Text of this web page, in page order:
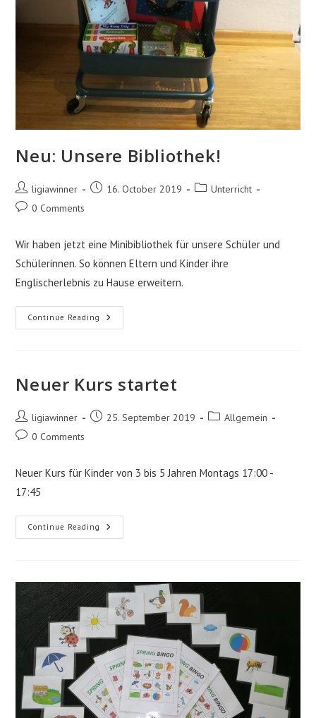
Neu: Unsere Bibliothek!
Post
author:
ligiawinner
Post16. October 2019
PostUnterricht
Post0 Comments
Wir haben jetzt eine Minibibliothek für unsere Schüler und
Schülerinnen. So können Eltern und Kinder ihre
Englischerlebnis zu Hause erweitern.
Continue Reading Neu:
Unsere
Neuer Kurs startet
Post
author:
ligiawinner
Post25. September 2019
PostAllgemein
Post0 Comments
Neuer Kurs für Kinder von 3 bis 5 Jahren Montags 17:00 -
17:45
Continue Reading Neuer
Kurs